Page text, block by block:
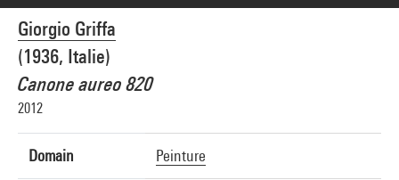
Giorgio Griffa
(1936, Italie)
Canone aureo 820
2012
Domain Peinture
© Adagp, Paris
Photo credits : Centre Pompidou, MNAM-CCI/Hélène Mauri/Dist. GrandPalaisRmn
Image reference : 4Y03982
Image presentation :GrandPalaisRmnPhoto